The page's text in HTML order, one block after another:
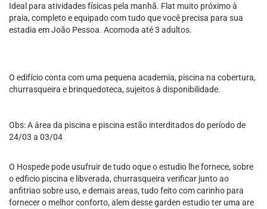
Ideal para atividades físicas pela manhã. Flat muito próximo à
praia, completo e equipado com tudo que você precisa para sua
estadia em João Pessoa. Acomoda até 3 adultos.
O edifício conta com uma pequena academia, piscina na cobertura,
churrasqueira e brinquedoteca, sujeitos à disponibilidade.
Obs: A área da piscina e piscina estão interditados do período de
24/03 a 03/04
O Hospede pode usufruir de tudo oque o estudio lhe fornece, sobre
o edficio piscina e libverada, churrasqueira verificar junto ao
anfitriao sobre uso, e demais areas, tudo feito com carinho para
fornecer o melhor conforto, alem desse garden estudio ter uma are